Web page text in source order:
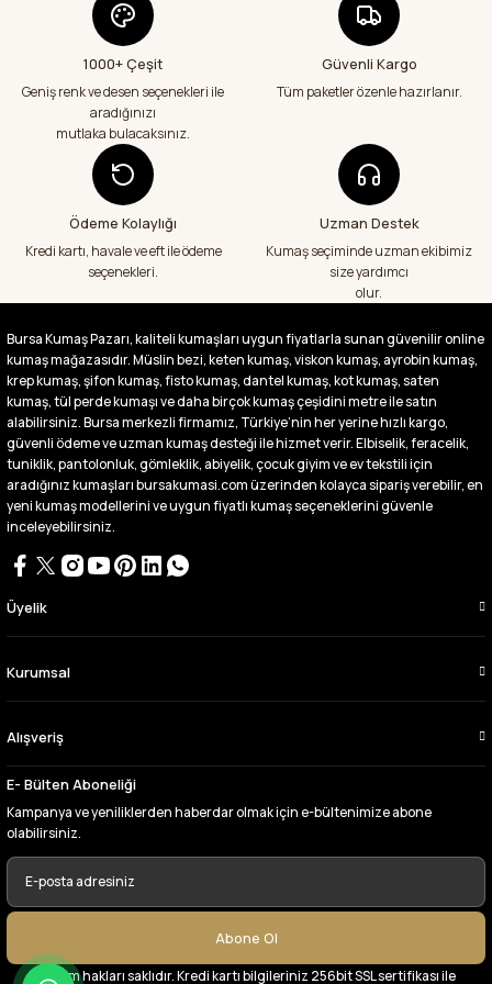
Teslimatım özenli güzel hazırlanmış bir
şekilde geldi çok memnun kaldım emeği
geçenlere teşekkür ediyorum
Abdurrahman Samsur | 24/07/2026
Aradığım kumaşçı artık hep buradan alış
veriş yapacağım in şa Allah çünkü 4 farklı
kumaş aldım hem ölçü olarak hem
görüntü,doku olarak çok memnun kaldım
emeği geçenlere teşekkür ediyorum
A... S... | 24/07/2026
büyük kolaylık emeği geçenlere teşekkür
ediyorum
Abdurrahman Samsur | 24/07/2026
Buradan ikinci alışverişim ikisinden de çok
memnun kaldım teşekkürler.
Büşra Singeç | 02/07/2026
Bursa kumaş pazarından defalarca kumaş
aldım videoda anlatılıp gosterildigi gibi
uygun fiyatlarından ve kalitesinden dolayı
tercih ettiğim kumaşçi
Çok memnun kaldım,teşekkürler
A... Y... | 13/06/2026
Deneyimini Paylaş
1000+ Çeşit
Geniş renk ve desen seçenekleri ile
aradığınızı
mutlaka bulacaksınız.
Güvenli Kargo
Tüm paketler özenle hazırlanır.
Ödeme Kolaylığı
Kredi kartı, havale ve eft ile ödeme
seçenekleri.
Uzman Destek
Kumaş seçiminde uzman ekibimiz
size yardımcı
olur.
Bursa Kumaş Pazarı, kaliteli kumaşları uygun fiyatlarla sunan güvenilir online
kumaş mağazasıdır. Müslin bezi, keten kumaş, viskon kumaş, ayrobin kumaş,
krep kumaş, şifon kumaş, fisto kumaş, dantel kumaş, kot kumaş, saten
kumaş, tül perde kumaşı ve daha birçok kumaş çeşidini metre ile satın
alabilirsiniz. Bursa merkezli firmamız, Türkiye’nin her yerine hızlı kargo,
güvenli ödeme ve uzman kumaş desteği ile hizmet verir. Elbiselik, feracelik,
tuniklik, pantolonluk, gömleklik, abiyelik, çocuk giyim ve ev tekstili için
aradığınız kumaşları bursakumasi.com üzerinden kolayca sipariş verebilir, en
yeni kumaş modellerini ve uygun fiyatlı kumaş seçeneklerini güvenle
inceleyebilirsiniz.
Üyelik
Kurumsal
Alışveriş
E- Bülten Aboneliği
Kampanya ve yeniliklerden haberdar olmak için e-bültenimize abone
olabilirsiniz.
Abone Ol
© Tüm hakları saklıdır. Kredi kartı bilgileriniz 256bit SSL sertifikası ile